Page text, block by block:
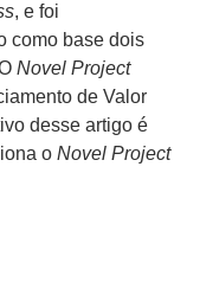
, e foi
como base dois
Novel Project
de Valor
desse artigo é
o Novel Project